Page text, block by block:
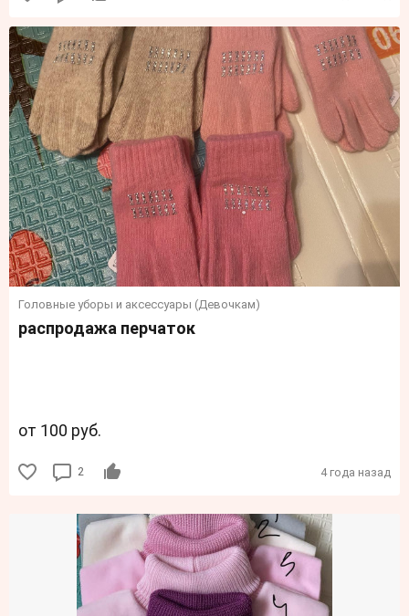
Головные уборы и аксессуары (Девочкам)
распродажа перчаток
от 100 руб.
2 4 года назад